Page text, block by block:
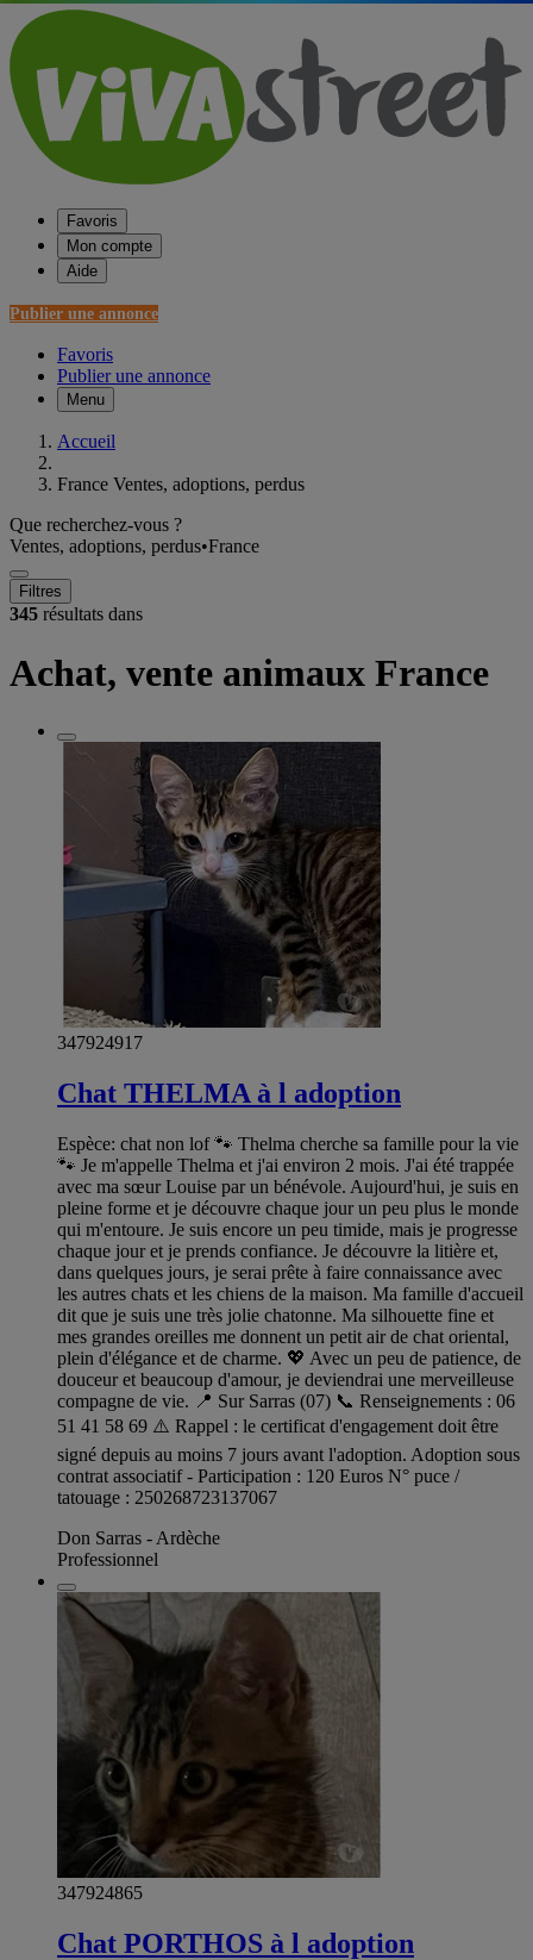
Favoris
Mon compte
Aide
Publier une annonce
Favoris
Publier une annonce
Menu
Accueil
France Ventes, adoptions, perdus
Que recherchez-vous ?
Ventes, adoptions, perdus•France
Filtres
345 résultats dans
Achat, vente animaux France
347924917
Chat THELMA à l adoption
Espèce: chat non lof 🐾 Thelma cherche sa famille pour la vie
🐾 Je m'appelle Thelma et j'ai environ 2 mois. J'ai été trappée
avec ma sœur Louise par un bénévole. Aujourd'hui, je suis en
pleine forme et je découvre chaque jour un peu plus le monde
qui m'entoure. Je suis encore un peu timide, mais je progresse
chaque jour et je prends confiance. Je découvre la litière et,
dans quelques jours, je serai prête à faire connaissance avec
les autres chats et les chiens de la maison. Ma famille d'accueil
dit que je suis une très jolie chatonne. Ma silhouette fine et
mes grandes oreilles me donnent un petit air de chat oriental,
plein d'élégance et de charme. 💖 Avec un peu de patience, de
douceur et beaucoup d'amour, je deviendrai une merveilleuse
compagne de vie. 📍 Sur Sarras (07) 📞 Renseignements : 06
51 41 58 69 ⚠️ Rappel : le certificat d'engagement doit être
signé depuis au moins 7 jours avant l'adoption. Adoption sous
contrat associatif - Participation : 120 Euros N° puce /
tatouage : 250268723137067
Don Sarras - Ardèche
Professionnel
347924865
Chat PORTHOS à l adoption